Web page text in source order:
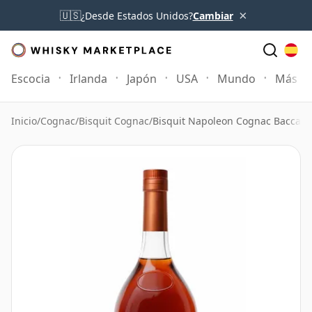
🇺🇸¿Desde Estados Unidos?Cambiar ×
Escocia Irlanda Japón USA Mundo Más
Inicio/Cognac/Bisquit Cognac/Bisquit Napoleon Cognac